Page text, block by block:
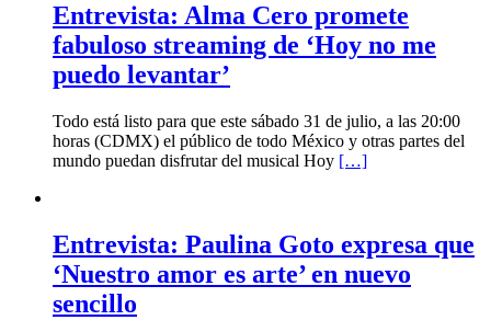
Entrevista: Alma Cero promete
fabuloso streaming de ‘Hoy no me
puedo levantar’
Todo está listo para que este sábado 31 de julio, a las 20:00
horas (CDMX) el público de todo México y otras partes del
mundo puedan disfrutar del musical Hoy […]
Entrevista: Paulina Goto expresa que
‘Nuestro amor es arte’ en nuevo
sencillo